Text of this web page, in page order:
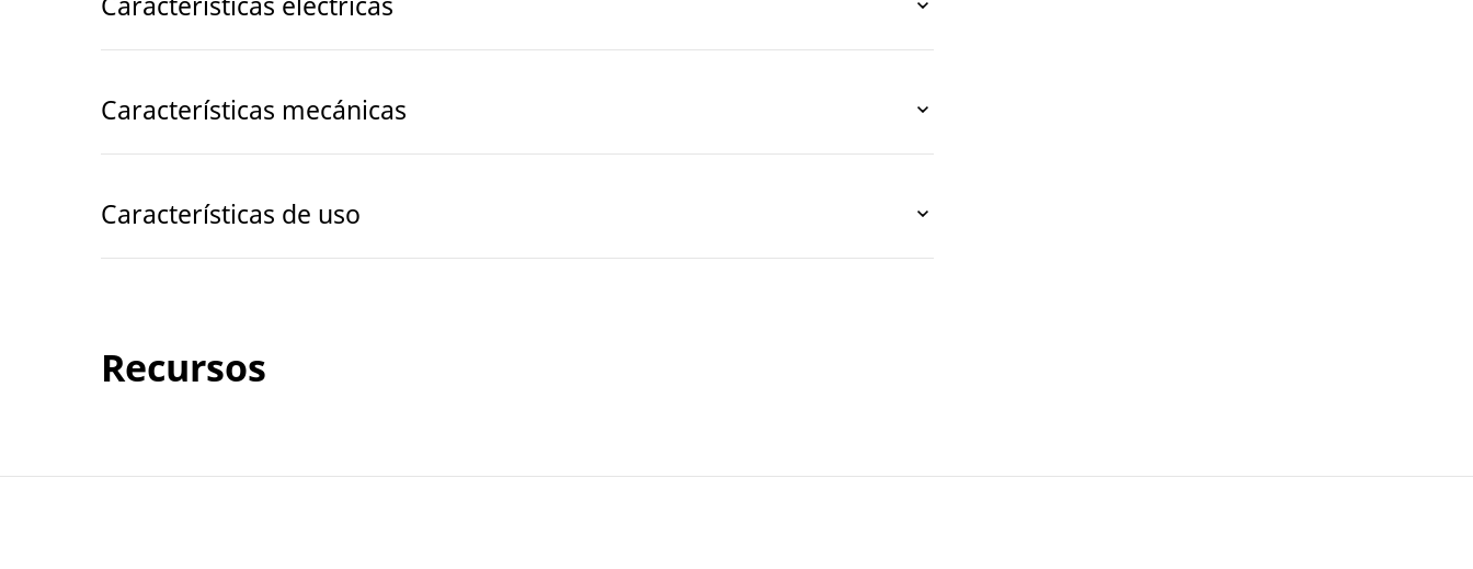
Características mecánicas
Características de uso
Recursos